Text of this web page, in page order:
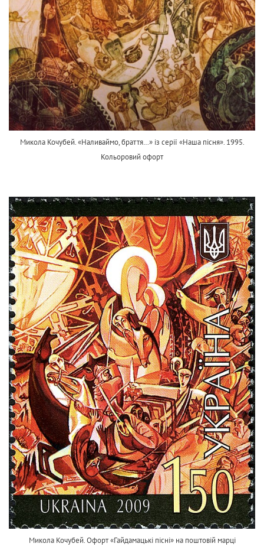
Микола Кочубей. «Наливаймо, браття…» із серії «Наша пісня». 1995.
Кольоровий офорт
Микола Кочубей. Офорт «Гайдамацькі пісні» на поштовій марці